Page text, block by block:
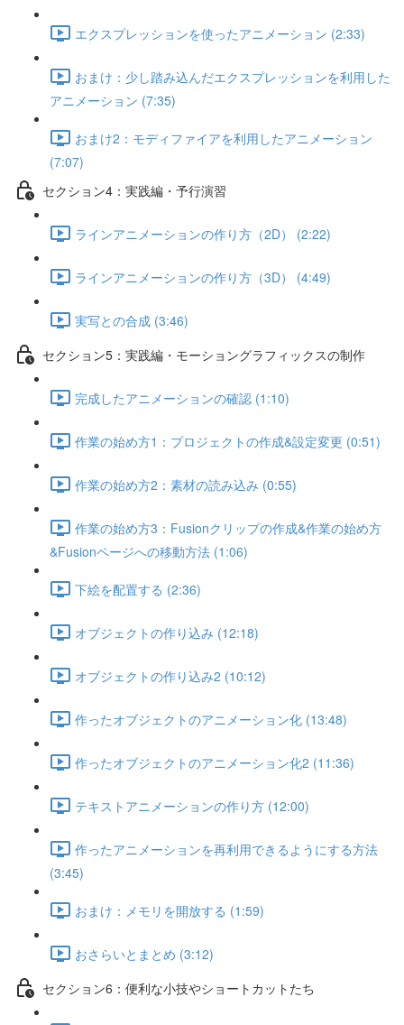
エクスプレッションを使ったアニメーション (2:33)
おまけ：少し踏み込んだエクスプレッションを利用した
アニメーション (7:35)
おまけ2：モディファイアを利用したアニメーション
(7:07)
セクション4：実践編・予行演習
ラインアニメーションの作り方（2D） (2:22)
ラインアニメーションの作り方（3D） (4:49)
実写との合成 (3:46)
セクション5：実践編・モーショングラフィックスの制作
完成したアニメーションの確認 (1:10)
作業の始め方1：プロジェクトの作成&設定変更 (0:51)
作業の始め方2：素材の読み込み (0:55)
作業の始め方3：Fusionクリップの作成&作業の始め方
&Fusionページへの移動方法 (1:06)
下絵を配置する (2:36)
オブジェクトの作り込み (12:18)
オブジェクトの作り込み2 (10:12)
作ったオブジェクトのアニメーション化 (13:48)
作ったオブジェクトのアニメーション化2 (11:36)
テキストアニメーションの作り方 (12:00)
作ったアニメーションを再利用できるようにする方法
(3:45)
おまけ：メモリを開放する (1:59)
おさらいとまとめ (3:12)
セクション6：便利な小技やショートカットたち